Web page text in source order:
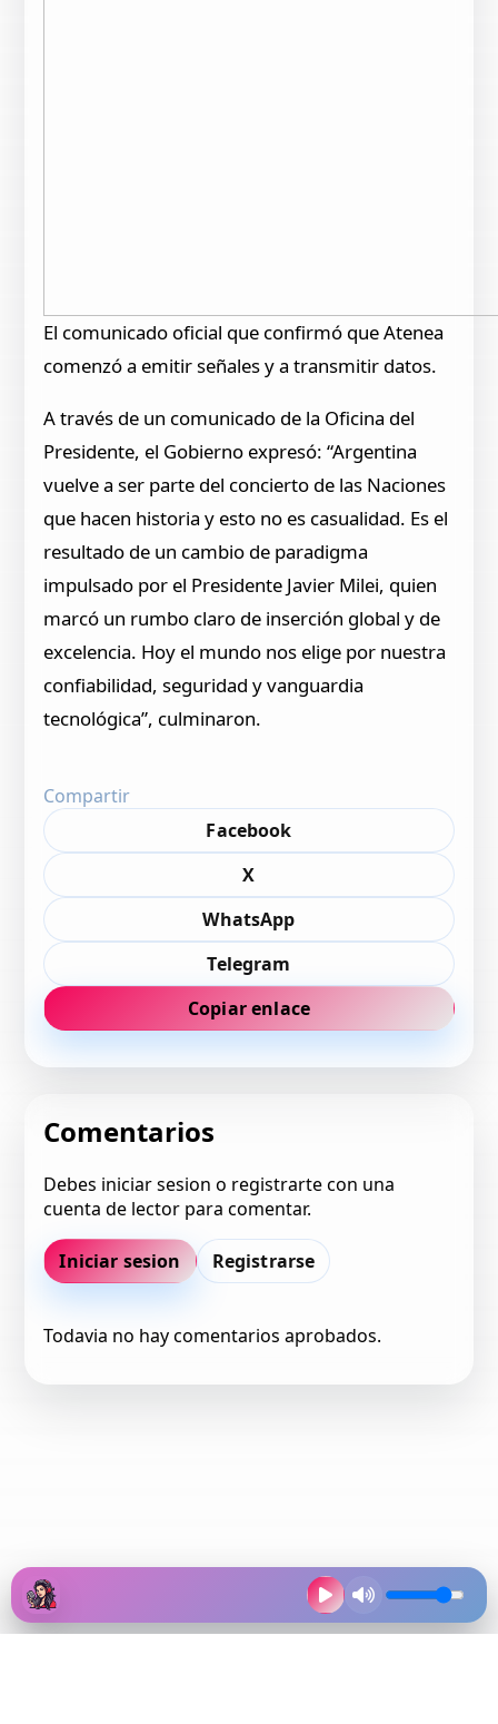
El comunicado oficial que confirmó que Atenea
comenzó a emitir señales y a transmitir datos.
A través de un comunicado de la Oficina del
Presidente, el Gobierno expresó: “Argentina
vuelve a ser parte del concierto de las Naciones
que hacen historia y esto no es casualidad. Es el
resultado de un cambio de paradigma
impulsado por el Presidente Javier Milei, quien
marcó un rumbo claro de inserción global y de
excelencia. Hoy el mundo nos elige por nuestra
confiabilidad, seguridad y vanguardia
tecnológica”, culminaron.
Compartir
Facebook
X
WhatsApp
Telegram
Copiar enlace
Comentarios
Debes iniciar sesion o registrarte con una
cuenta de lector para comentar.
Iniciar sesion Registrarse
Todavia no hay comentarios aprobados.